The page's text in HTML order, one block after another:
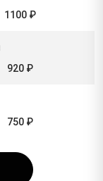
1100 ₽
920 ₽
750 ₽